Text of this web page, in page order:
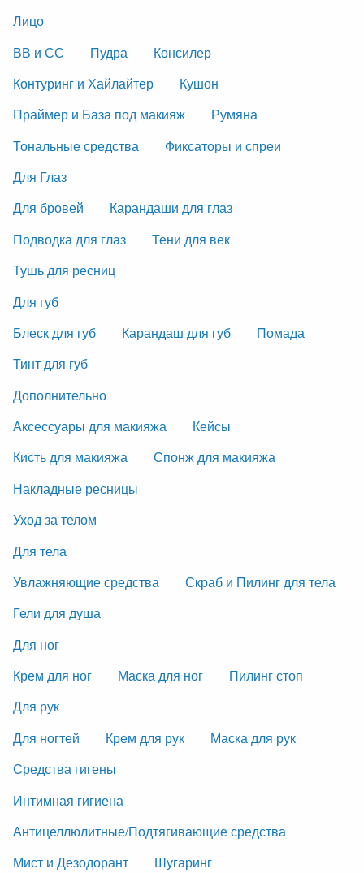
Лицо
ВВ и СС
Пудра
Консилер
Контуринг и Хайлайтер
Кушон
Праймер и База под макияж
Румяна
Тональные средства
Фиксаторы и спреи
Для Глаз
Для бровей
Карандаши для глаз
Подводка для глаз
Тени для век
Тушь для ресниц
Для губ
Блеск для губ
Карандаш для губ
Помада
Тинт для губ
Дополнительно
Аксессуары для макияжа
Кейсы
Кисть для макияжа
Спонж для макияжа
Накладные ресницы
Уход за телом
Для тела
Увлажняющие средства
Скраб и Пилинг для тела
Гели для душа
Для ног
Крем для ног
Маска для ног
Пилинг стоп
Для рук
Для ногтей
Крем для рук
Маска для рук
Средства гигены
Интимная гигиена
Антицеллюлитные/Подтягивающие средства
Мист и Дезодорант
Шугаринг